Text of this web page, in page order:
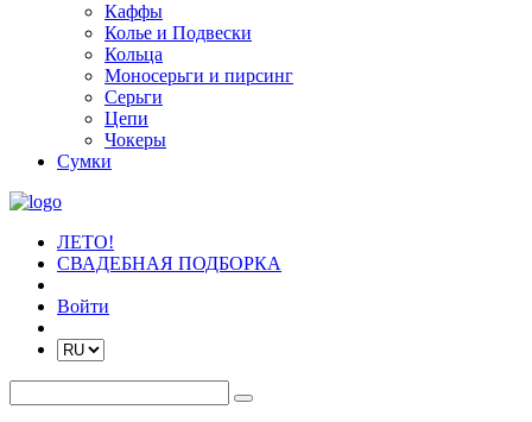
Каффы
Колье и Подвески
Кольца
Моносерьги и пирсинг
Серьги
Цепи
Чокеры
Сумки
ЛЕТО!
СВАДЕБНАЯ ПОДБОРКА
Войти